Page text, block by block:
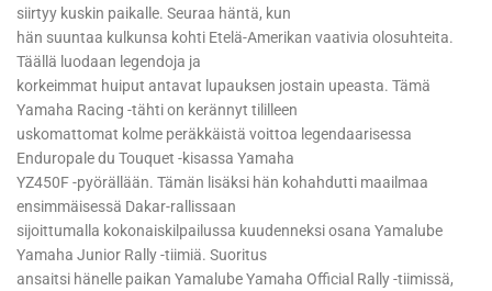
siirtyy kuskin paikalle. Seuraa häntä, kun
hän suuntaa kulkunsa kohti Etelä-Amerikan vaativia olosuhteita.
Täällä luodaan legendoja ja
korkeimmat huiput antavat lupauksen jostain upeasta. Tämä
Yamaha Racing -tähti on kerännyt tililleen
uskomattomat kolme peräkkäistä voittoa legendaarisessa
Enduropale du Touquet -kisassa Yamaha
YZ450F -pyörällään. Tämän lisäksi hän kohahdutti maailmaa
ensimmäisessä Dakar-rallissaan
sijoittumalla kokonaiskilpailussa kuudenneksi osana Yamalube
Yamaha Junior Rally -tiimiä. Suoritus
ansaitsi hänelle paikan Yamalube Yamaha Official Rally -tiimissä,